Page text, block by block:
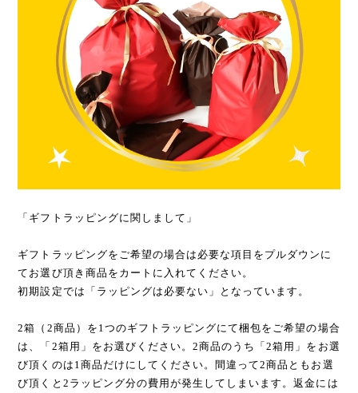
「ギフトラッピングに関しまして」
ギフトラッピングをご希望の場合は必要な項目をプルダウンに
てお選び頂き商品をカートに入れてください。
初期設定では「ラッピングは必要ない」となっています。
2箱（2商品）を1つのギフトラッピングにて梱包をご希望の場合
は、「2箱用」をお選びください。2商品のうち「2箱用」をお選
び頂くのは1商品だけにしてください。間違って2商品ともお選
び頂くと2ラッピング分の費用が発生してしまいます。返金には